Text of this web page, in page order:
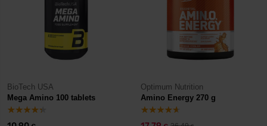
BioTech USA
Mega Amino 100 tablets
Optimum Nutrition
Amino Energy 270 g